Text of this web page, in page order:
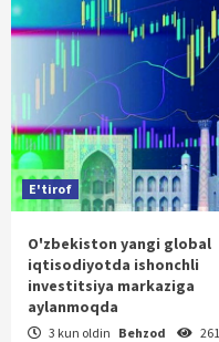
E'tirof
O'zbekiston yangi global
iqtisodiyotda ishonchli
investitsiya markaziga
aylanmoqda
3 kun oldin Behzod 261